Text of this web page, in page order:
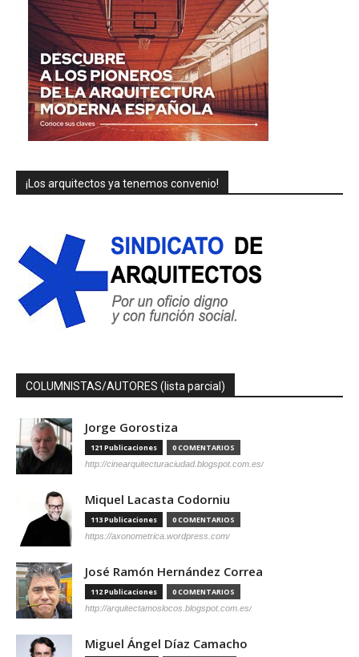
¡Los arquitectos ya tenemos convenio!
COLUMNISTAS/AUTORES (lista parcial)
Jorge Gorostiza
121 Publicaciones 0 COMENTARIOS
http://cinearquitecturaciudad.blogspot.com.es/
Miquel Lacasta Codorniu
113 Publicaciones 0 COMENTARIOS
https://axonometrica.wordpress.com/
José Ramón Hernández Correa
112 Publicaciones 0 COMENTARIOS
http://arquitectamoslocos.blogspot.com.es/
Miguel Ángel Díaz Camacho